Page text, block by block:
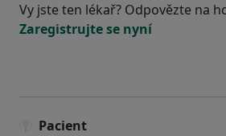
Vy jste ten lékař? Odpovězte na
Zaregistrujte se nyní
Pacient